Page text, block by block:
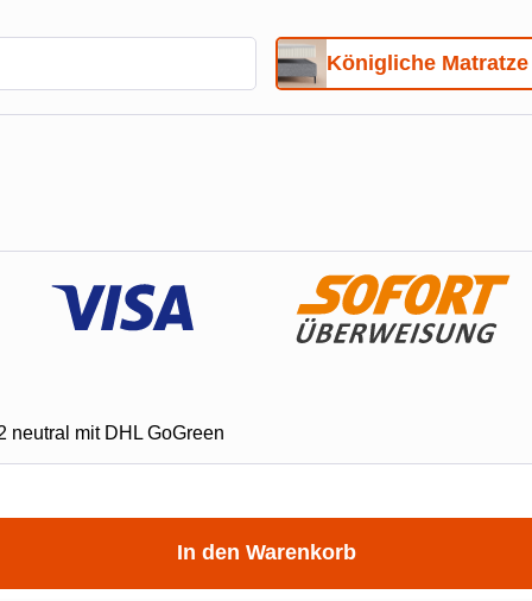
Königliche Matratze
neutral mit DHL GoGreen
In den Warenkorb